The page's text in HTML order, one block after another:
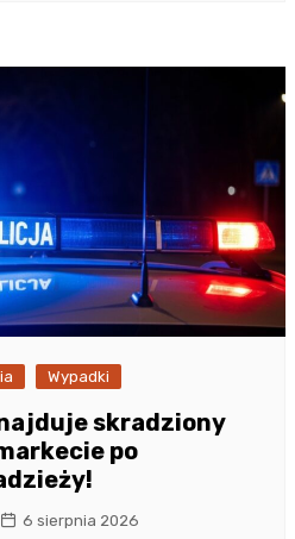
Wypadki
skradziony
po
6 sierpnia 2026